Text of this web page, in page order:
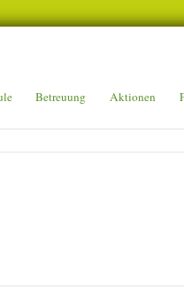
Betreuung Aktionen